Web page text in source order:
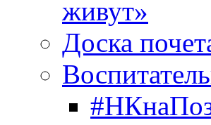
живут»
Доска